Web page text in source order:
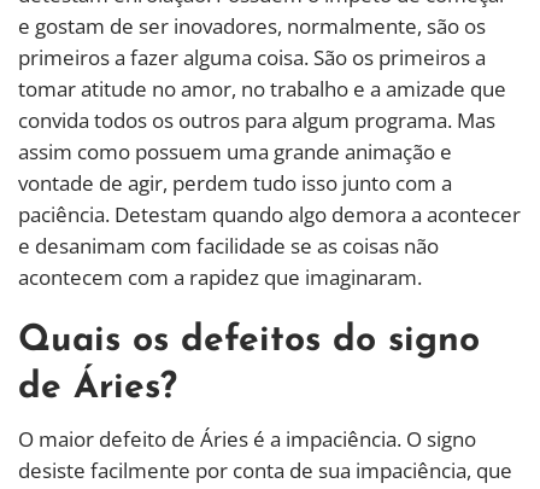
e gostam de ser inovadores, normalmente, são os
primeiros a fazer alguma coisa. São os primeiros a
tomar atitude no amor, no trabalho e a amizade que
convida todos os outros para algum programa. Mas
assim como possuem uma grande animação e
vontade de agir, perdem tudo isso junto com a
paciência. Detestam quando algo demora a acontecer
e desanimam com facilidade se as coisas não
acontecem com a rapidez que imaginaram.
Quais os defeitos do signo
de Áries?
O maior defeito de Áries é a impaciência. O signo
desiste facilmente por conta de sua impaciência, que